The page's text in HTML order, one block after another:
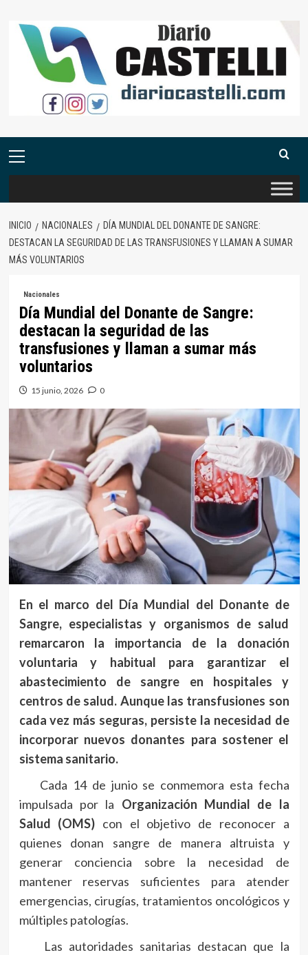
contenido
Menú
INICIO NACIONALES
DÍA MUNDIAL DEL DONANTE DE SANGRE:
DESTACAN LA SEGURIDAD DE LAS TRANSFUSIONES Y LLAMAN A SUMAR
MÁS VOLUNTARIOS
Nacionales
Día Mundial del Donante de Sangre:
destacan la seguridad de las
transfusiones y llaman a sumar más
voluntarios
15 junio, 2026 0
En el marco del Día Mundial del Donante de
Sangre, especialistas y organismos de salud
remarcaron la importancia de la donación
voluntaria y habitual para garantizar el
abastecimiento de sangre en hospitales y
centros de salud. Aunque las transfusiones son
cada vez más seguras, persiste la necesidad de
incorporar nuevos donantes para sostener el
sistema sanitario.
Cada 14 de junio se conmemora esta fecha
impulsada por la Organización Mundial de la
Salud (OMS) con el objetivo de reconocer a
quienes donan sangre de manera altruista y
generar conciencia sobre la necesidad de
mantener reservas suficientes para atender
emergencias, cirugías, tratamientos oncológicos y
múltiples patologías.
Las autoridades sanitarias destacan que la